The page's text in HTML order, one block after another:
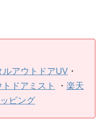
ルアウトドアUV ・
トドアミスト
・ 楽天
ピング